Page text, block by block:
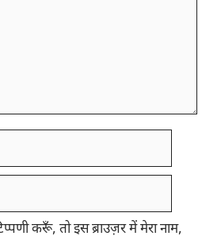
करूँ, तो इस ब्राउज़र में मेरा नाम,